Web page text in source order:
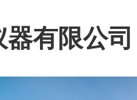
有限公司